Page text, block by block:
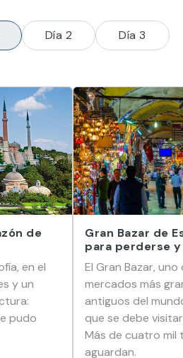
Día 2 Día 3
de
en el
y un
pudo
Gran Bazar de
para perderse
El Gran Bazar, uno
mercados más
antiguos del
que se debe
Más de cuatro mil
aguardan.